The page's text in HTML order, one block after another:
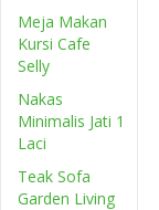
Meja Makan
Kursi Cafe
Selly
Nakas
Minimalis Jati 1
Laci
Teak Sofa
Garden Living